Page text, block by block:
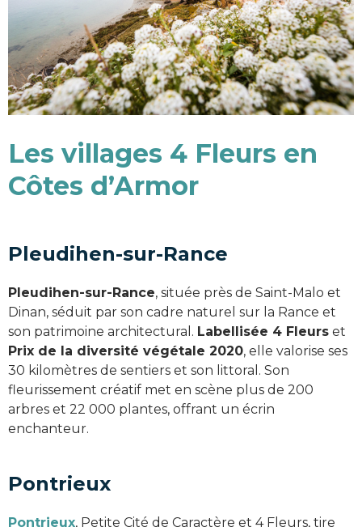
Les villages 4 Fleurs en
Côtes d’Armor
Pleudihen-sur-Rance
Pleudihen-sur-Rance, située près de Saint-Malo et
Dinan, séduit par son cadre naturel sur la Rance et
son patrimoine architectural. Labellisée 4 Fleurs et
Prix de la diversité végétale 2020, elle valorise ses
30 kilomètres de sentiers et son littoral. Son
fleurissement créatif met en scène plus de 200
arbres et 22 000 plantes, offrant un écrin
enchanteur.
Pontrieux
Pontrieux, Petite Cité de Caractère et 4 Fleurs, tire